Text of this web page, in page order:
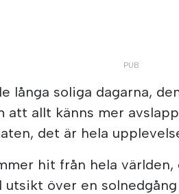
långa soliga dagarna,
att allt känns mer
det är hela
hit från hela
utsikt över en